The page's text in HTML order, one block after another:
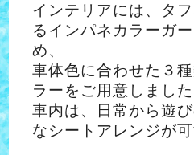
インテリアには、タ
るインパネカラーガ
め、
車体色に合わせた３
ラーをご用意しました
車内は、日常から遊
なシートアレンジが可